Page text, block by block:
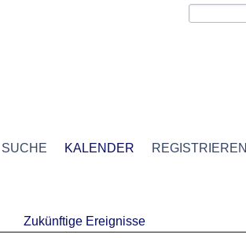
SUCHE KALENDER REGISTRIEREN
Zukünftige Ereignisse